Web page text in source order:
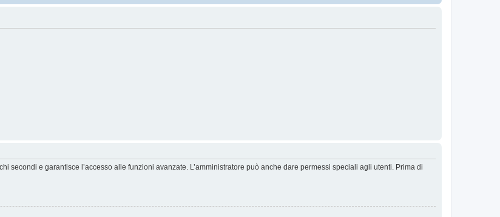
secondi e garantisce l’accesso alle funzioni avanzate. L’amministratore può anche dare permessi speciali agli utenti. Prima di